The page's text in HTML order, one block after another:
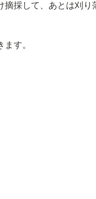
摘採して、あとは刈り
す。